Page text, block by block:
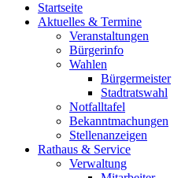
Startseite
Aktuelles & Termine
Veranstaltungen
Bürgerinfo
Wahlen
Bürgermeister
Stadtratswahl
Notfalltafel
Bekanntmachungen
Stellenanzeigen
Rathaus & Service
Verwaltung